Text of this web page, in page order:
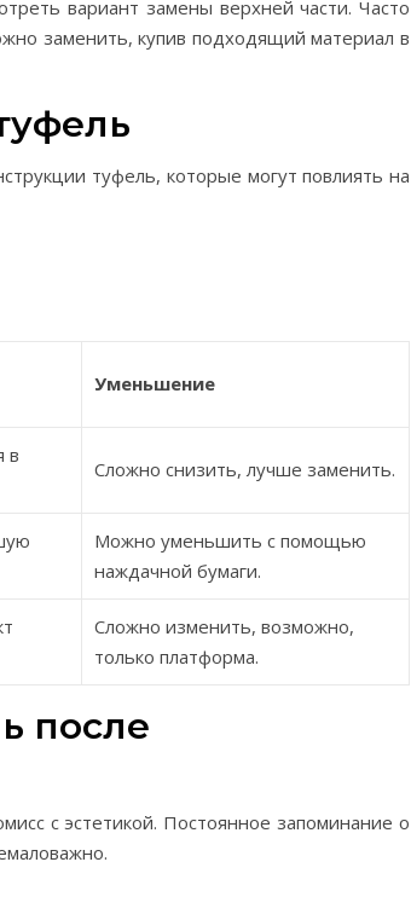
вариант замены верхней части. Часто
заменить, купив подходящий материал в
туфель, которые могут повлиять на
Уменьшение
в
Сложно снизить, лучше заменить.
Можно уменьшить с помощью
наждачной бумаги.
Сложно изменить, возможно,
только платформа.
после
с эстетикой. Постоянное запоминание о